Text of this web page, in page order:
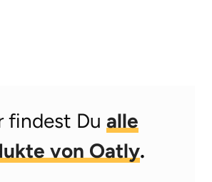
findest Du alle
von Oatly.